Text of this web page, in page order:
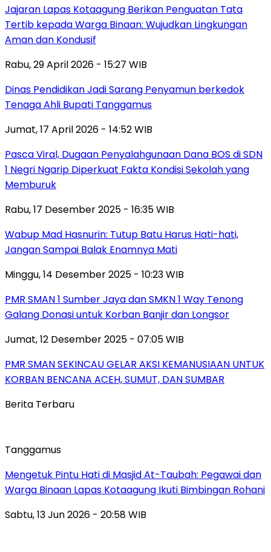
Jajaran Lapas Kotaagung Berikan Penguatan Tata
Tertib kepada Warga Binaan: Wujudkan Lingkungan
Aman dan Kondusif
Rabu, 29 April 2026 - 15:27 WIB
Dinas Pendidikan Jadi Sarang Penyamun berkedok
Tenaga Ahli Bupati Tanggamus
Jumat, 17 April 2026 - 14:52 WIB
Pasca Viral, Dugaan Penyalahgunaan Dana BOS di SDN
1 Negri Ngarip Diperkuat Fakta Kondisi Sekolah yang
Memburuk
Rabu, 17 Desember 2025 - 16:35 WIB
Wabup Mad Hasnurin: Tutup Batu Harus Hati-hati,
Jangan Sampai Balak Enamnya Mati
Minggu, 14 Desember 2025 - 10:23 WIB
PMR SMAN 1 Sumber Jaya dan SMKN 1 Way Tenong
Galang Donasi untuk Korban Banjir dan Longsor
Jumat, 12 Desember 2025 - 07:05 WIB
PMR SMAN SEKINCAU GELAR AKSI KEMANUSIAAN UNTUK
KORBAN BENCANA ACEH, SUMUT, DAN SUMBAR
Berita Terbaru
Tanggamus
Mengetuk Pintu Hati di Masjid At-Taubah: Pegawai dan
Warga Binaan Lapas Kotaagung Ikuti Bimbingan Rohani
Sabtu, 13 Jun 2026 - 20:58 WIB